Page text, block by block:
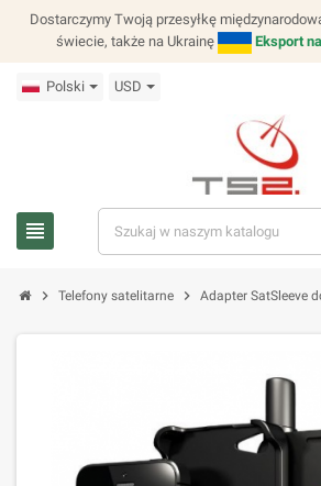
Dostarczymy Twoją przesyłkę
świecie, także na Ukrainę
Eksport
Polski USD
view_headline
chevron_right Telefony satelitarne chevron_right Adapter SatSleeve